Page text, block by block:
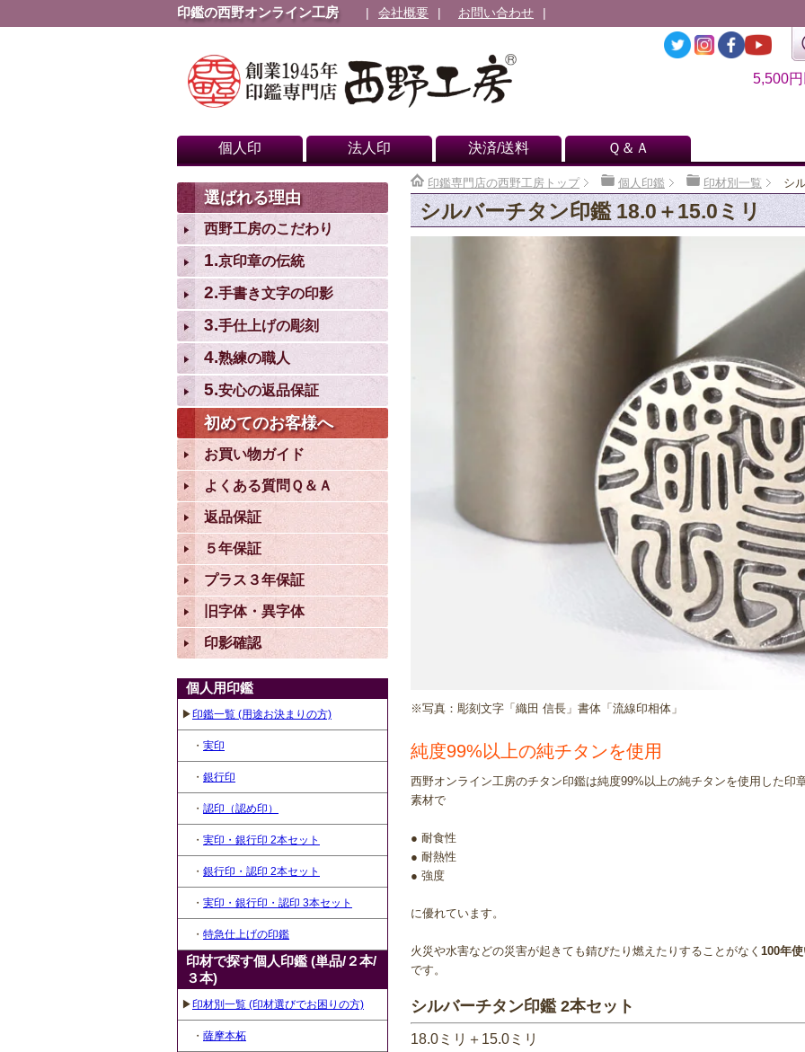
印鑑の西野オンライン工房 会社概要 お問い合わせ
5,500
個人印 法人印 決済/送料 Ｑ＆Ａ
選ばれる理由
西野工房のこだわり
1.京印章の伝統
2.手書き文字の印影
3.手仕上げの彫刻
4.熟練の職人
5.安心の返品保証
初めてのお客様へ
お買い物ガイド
よくある質問Ｑ＆Ａ
返品保証
５年保証
プラス３年保証
旧字体・異字体
印影確認
個人用印鑑
▶印鑑一覧 (用途お決まりの方)
・ 実印
・ 銀行印
・ 認印（認め印）
・ 実印・銀行印 2本セット
・ 銀行印・認印 2本セット
・ 実印・銀行印・認印 3本セット
・ 特急仕上げの印鑑
印材で探す個人印鑑 (単品/２本/
３本)
▶印材別一覧 (印材選びでお困りの方)
・ 薩摩本柘
印鑑専門店の西野工房トップ 個人印鑑 印材別一覧 シ
シルバーチタン印鑑 18.0＋15.0ミリ
※写真：彫刻文字「織田 信長」書体「流線印相体」
純度99%以上の純チタンを使用
西野オンライン工房のチタン印鑑は純度99%以上の純チタンを使用した印
素材で
● 耐食性
● 耐熱性
● 強度
に優れています。
火災や水害などの災害が起きても錆びたり燃えたりすることがなく 100年
です。
シルバーチタン印鑑 2本セット
18.0ミリ＋15.0ミリ